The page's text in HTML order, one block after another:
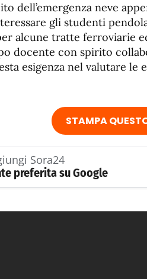
dell’emergenza neve
gli studenti
alcune tratte ferroviarie
docente con spirito
esigenza nel valutare le
STAMPA
Sora24
preferita su Google